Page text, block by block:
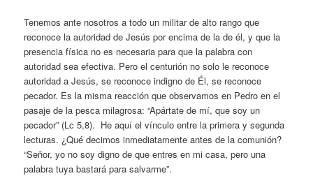
Tenemos ante nosotros a todo un militar de alto rango que
reconoce la autoridad de Jesús por encima de la de él, y que la
presencia física no es necesaria para que la palabra con
autoridad sea efectiva. Pero el centurión no solo le reconoce
autoridad a Jesús, se reconoce indigno de Él, se reconoce
pecador. Es la misma reacción que observamos en Pedro en el
pasaje de la pesca milagrosa: “Apártate de mí, que soy un
pecador” (Lc 5,8). He aquí el vínculo entre la primera y segunda
lecturas. ¿Qué decimos inmediatamente antes de la comunión?
“Señor, yo no soy digno de que entres en mi casa, pero una
palabra tuya bastará para salvarme”.